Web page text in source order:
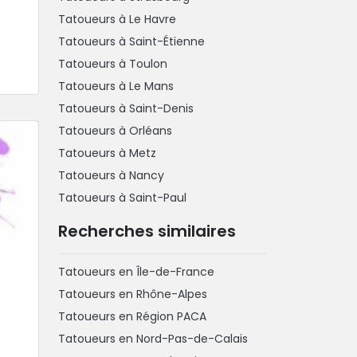
Tatoueurs à Le Havre
Tatoueurs à Saint-Étienne
Tatoueurs à Toulon
Tatoueurs à Le Mans
Tatoueurs à Saint-Denis
Tatoueurs à Orléans
Tatoueurs à Metz
Tatoueurs à Nancy
Tatoueurs à Saint-Paul
Recherches similaires
Tatoueurs en Île-de-France
Tatoueurs en Rhône-Alpes
Tatoueurs en Région PACA
Tatoueurs en Nord-Pas-de-Calais